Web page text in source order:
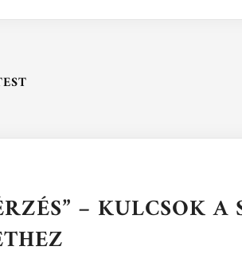
– KULCSOK A